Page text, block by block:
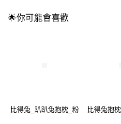
資料（包含姓名、電話或地址）提供予台
宅配
🌟你可能會喜歡
比得兔_趴趴兔抱枕_粉 比得兔抱